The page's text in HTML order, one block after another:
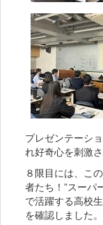
プレゼンテーシ
れ好奇心を刺激
８限目には、こ
者たち！”スーパ
で活躍する高校
を確認しました。